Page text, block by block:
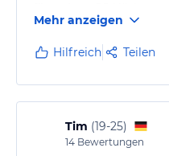
Verbesserungen beim
weiterhin ein
umfangreiche und
Renovierungsarbeiten
Mehr anzeigen
Hilfreich Teilen
Tim (19-25)
14 Bewertungen